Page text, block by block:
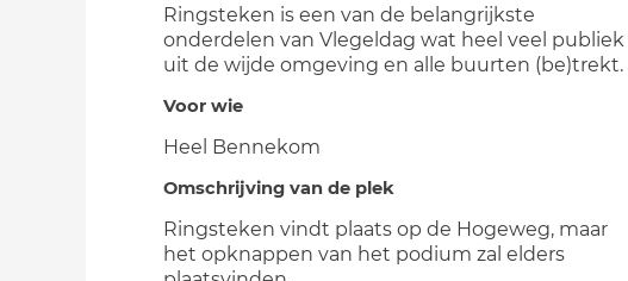
Ringsteken is een van de belangrijkste
onderdelen van Vlegeldag wat heel veel publiek
uit de wijde omgeving en alle buurten (be)trekt.
Voor wie
Heel Bennekom
Omschrijving van de plek
Ringsteken vindt plaats op de Hogeweg, maar
het opknappen van het podium zal elders